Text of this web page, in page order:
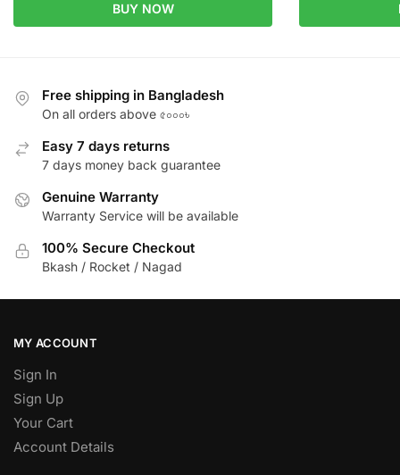
BUY NOW
Free shipping in Bangladesh
On all orders above ৫০০০৳
Easy 7 days returns
7 days money back guarantee
Genuine Warranty
Warranty Service will be available
100% Secure Checkout
Bkash / Rocket / Nagad
MY ACCOUNT
Sign In
Sign Up
Your Cart
Account Details